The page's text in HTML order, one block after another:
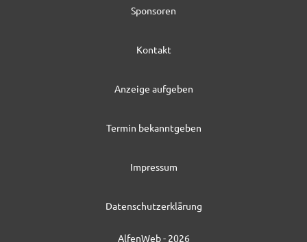
Sponsoren
Kontakt
Anzeige aufgeben
Termin bekanntgeben
Impressum
Datenschutzerklärung
AlfenWeb - 2026